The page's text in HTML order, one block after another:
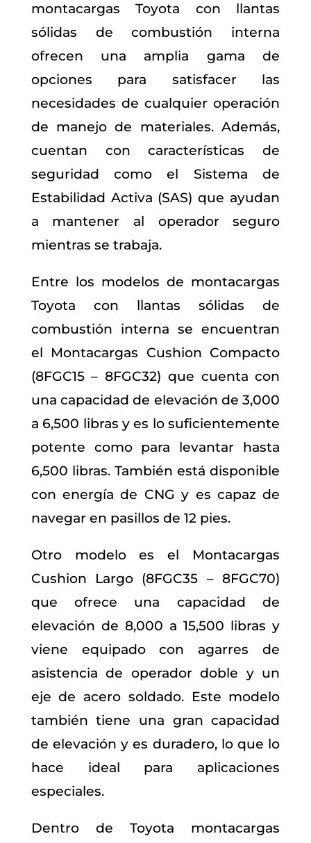
montacargas Toyota con llantas
sólidas de combustión interna
ofrecen una amplia gama de
opciones para satisfacer las
necesidades de cualquier operación
de manejo de materiales. Además,
cuentan con características de
seguridad como el Sistema de
Estabilidad Activa (SAS) que ayudan
a mantener al operador seguro
mientras se trabaja.
Entre los modelos de montacargas
Toyota con llantas sólidas de
combustión interna se encuentran
el Montacargas Cushion Compacto
(8FGC15 – 8FGC32) que cuenta con
una capacidad de elevación de 3,000
a 6,500 libras y es lo suficientemente
potente como para levantar hasta
6,500 libras. También está disponible
con energía de CNG y es capaz de
navegar en pasillos de 12 pies.
Otro modelo es el Montacargas
Cushion Largo (8FGC35 – 8FGC70)
que ofrece una capacidad de
elevación de 8,000 a 15,500 libras y
viene equipado con agarres de
asistencia de operador doble y un
eje de acero soldado. Este modelo
también tiene una gran capacidad
de elevación y es duradero, lo que lo
hace ideal para aplicaciones
especiales.
Dentro de Toyota montacargas